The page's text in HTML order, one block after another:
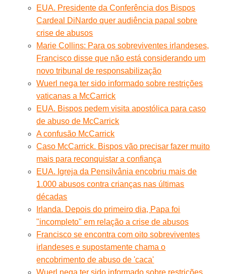
EUA. Presidente da Conferência dos Bispos
Cardeal DiNardo quer audiência papal sobre
crise de abusos
Marie Collins: Para os sobreviventes irlandeses,
Francisco disse que não está considerando um
novo tribunal de responsabilização
Wuerl nega ter sido informado sobre restrições
vaticanas a McCarrick
EUA. Bispos pedem visita apostólica para caso
de abuso de McCarrick
A confusão McCarrick
Caso McCarrick. Bispos vão precisar fazer muito
mais para reconquistar a confiança
EUA. Igreja da Pensilvânia encobriu mais de
1.000 abusos contra crianças nas últimas
décadas
Irlanda. Depois do primeiro dia, Papa foi
"incompleto" em relação a crise de abusos
Francisco se encontra com oito sobreviventes
irlandeses e supostamente chama o
encobrimento de abuso de 'caca'
Wuerl nega ter sido informado sobre restrições